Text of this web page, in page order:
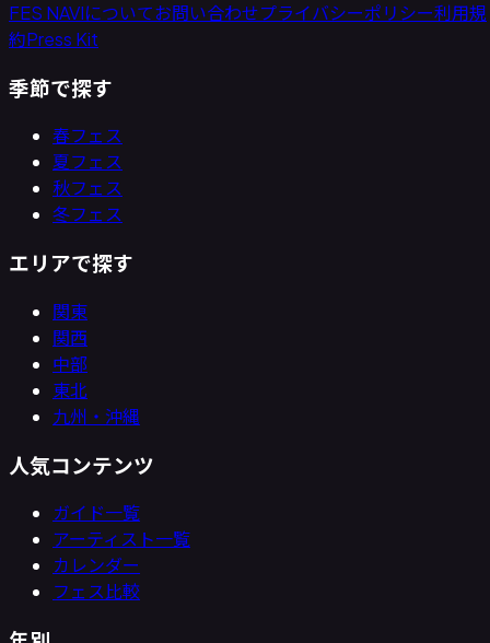
FES NAVIについてお問い合わせプライバシーポリシー利用規
約Press Kit
季節で探す
春フェス
夏フェス
秋フェス
冬フェス
エリアで探す
関東
関西
中部
東北
九州・沖縄
人気コンテンツ
ガイド一覧
アーティスト一覧
カレンダー
フェス比較